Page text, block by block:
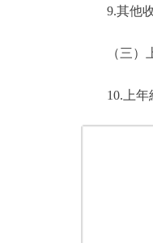
9.其他收
（三）上
10.上年結